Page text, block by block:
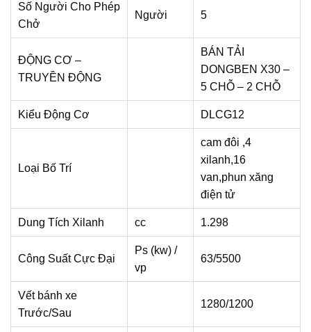
Số Người Cho Phép
Chở
Người 5
ĐỘNG CƠ –
TRUYỀN ĐỘNG
BÁN TẢI
DONGBEN X30 –
5 CHỖ – 2 CHỖ
Kiểu Động Cơ DLCG12
Loại Bố Trí
cam đôi ,4
xilanh,16
van,phun xăng
điện tử
Dung Tích Xilanh cc 1.298
Công Suất Cực Đại
Ps (kw) /
vp
63/5500
Vết bánh xe
Trước/Sau
1280/1200